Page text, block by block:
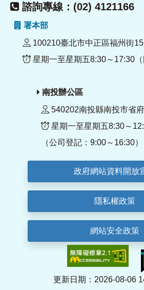
諮詢專線：(02) 4121166
署本部
100210臺北市中正區福州街
星期一至星期五8:30～17:30（
南投辦公區
540202南投縣南投市省
星期一至星期五8:30～
（公司登記：9:00～16:30
政府網站資料開放
隱私權政策
網站安全政策
更新日期：2026-08-06